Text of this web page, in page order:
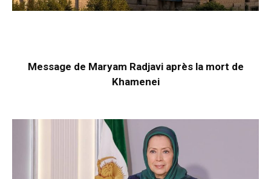
Message de Maryam Radjavi après la mort de
Khamenei